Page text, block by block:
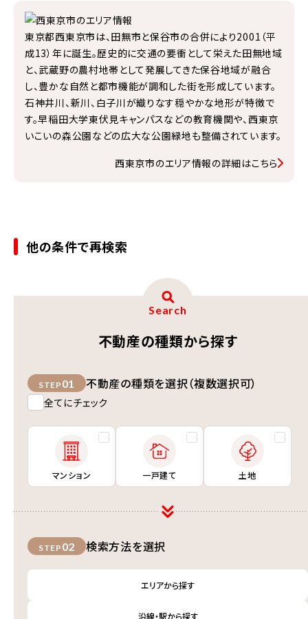
東京都西東京市は、田無市と保谷市の合併により2001（平
成13）年に誕生。歴史的に交通の要衝として栄えた田無地域
と、武蔵野の農村地帯として発展してきた保谷地域が融合
し、豊かな自然と都市機能が調和した街を形成しています。
石神井川、新川、白子川が織りなす穏やかな地形が特徴で
す。早稲田大学東伏見キャンパスなどの教育機関や、西東京
いこいの森公園などの広大な公園緑地も整備されています。
西東京市のエリア情報の詳細はこちら
他の条件で再検索
Search
不動産の種類から探す
STEP 01 不動産の種類を選択（複数選択可）
全てにチェック
マンション 一戸建て 土地
STEP 02 検索方法を選択
エリアから探す
沿線・駅から探す